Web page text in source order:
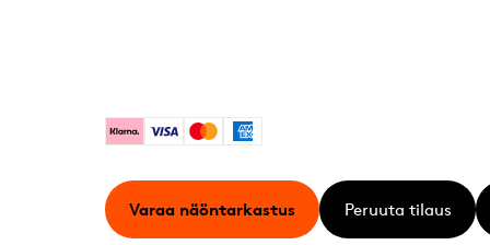
KlarnaVisa MastercardAmerican Express
Varaa näöntarkastus Peruuta tilaus